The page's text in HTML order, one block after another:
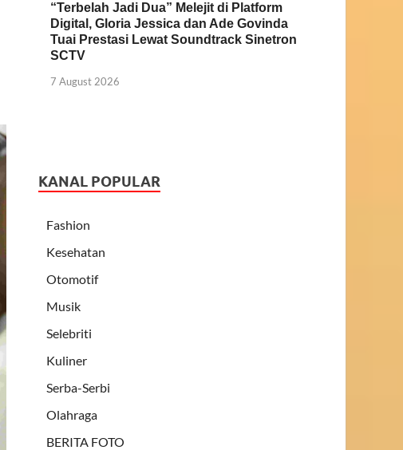
“Terbelah Jadi Dua” Melejit di Platform
Digital, Gloria Jessica dan Ade Govinda
Tuai Prestasi Lewat Soundtrack Sinetron
SCTV
7 August 2026
KANAL POPULAR
Fashion
Kesehatan
Otomotif
Musik
Selebriti
Kuliner
Serba-Serbi
Olahraga
BERITA FOTO